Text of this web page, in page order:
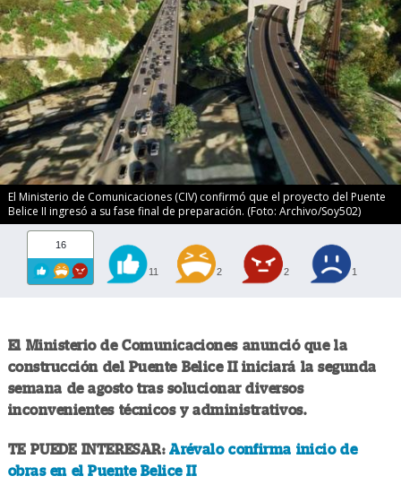
El Ministerio de Comunicaciones (CIV) confirmó que el proyecto del Puente
Belice II ingresó a su fase final de preparación. (Foto: Archivo/Soy502)
16
11 2 2 1
El Ministerio de Comunicaciones anunció que la
construcción del Puente Belice II iniciará la segunda
semana de agosto tras solucionar diversos
inconvenientes técnicos y administrativos.
TE PUEDE INTERESAR:Arévalo confirma inicio de
obras en el Puente Belice II